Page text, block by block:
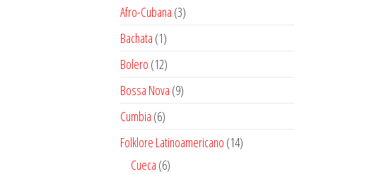
Afro-Cubana 33
Bachata 11
producto
Bolero 1212
productos
Bossa Nova 99
Cumbia 66
productos
Folklore Latinoamericano 1414
Cueca 66